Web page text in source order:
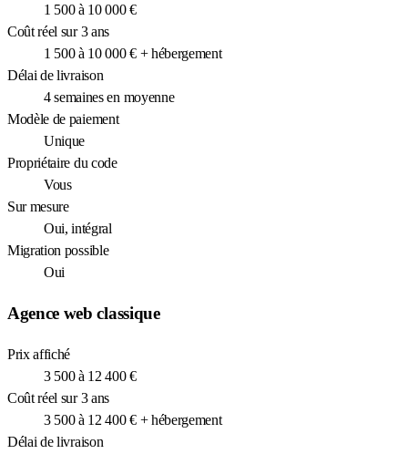
1 500 à 10 000 €
Coût réel sur 3 ans
1 500 à 10 000 € + hébergement
Délai de livraison
4 semaines en moyenne
Modèle de paiement
Unique
Propriétaire du code
Vous
Sur mesure
Oui, intégral
Migration possible
Oui
Agence web classique
Prix affiché
3 500 à 12 400 €
Coût réel sur 3 ans
3 500 à 12 400 € + hébergement
Délai de livraison